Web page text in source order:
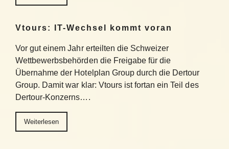
Vtours: IT-Wechsel kommt voran
Vor gut einem Jahr erteilten die Schweizer
Wettbewerbsbehörden die Freigabe für die
Übernahme der Hotelplan Group durch die Dertour
Group. Damit war klar: Vtours ist fortan ein Teil des
Dertour-Konzerns….
Weiterlesen